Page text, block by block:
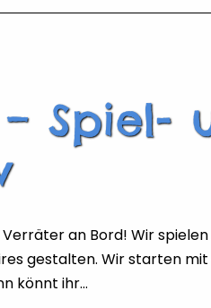
Spiel-
an Bord! Wir
gestalten. Wir starten
könnt ihr…